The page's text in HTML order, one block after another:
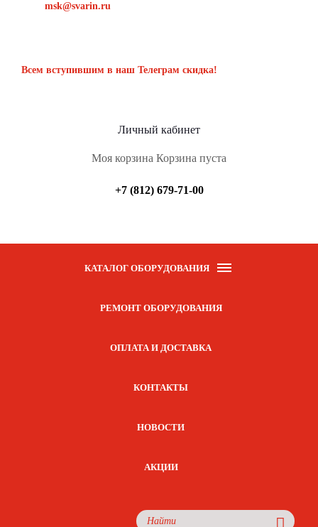
msk@svarin.ru
Всем вступившим в наш Телеграм скидка!
Личный кабинет
Моя корзина Корзина пуста
+7 (812) 679-71-00
КАТАЛОГ ОБОРУДОВАНИЯ
РЕМОНТ ОБОРУДОВАНИЯ
ОПЛАТА И ДОСТАВКА
КОНТАКТЫ
НОВОСТИ
АКЦИИ